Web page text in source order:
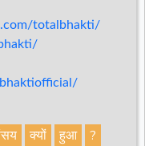
totalbhakti/
क्यों हुआ
?